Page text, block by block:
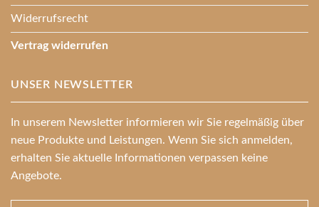
Widerrufsrecht
Vertrag widerrufen
UNSER NEWSLETTER
In unserem Newsletter informieren wir Sie regelmäßig über
neue Produkte und Leistungen. Wenn Sie sich anmelden,
erhalten Sie aktuelle Informationen verpassen keine
Angebote.